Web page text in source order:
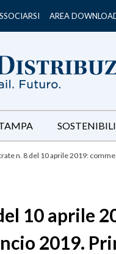
AREA
n. 8 del 10 aprile 2019:
10 aprile
2019.